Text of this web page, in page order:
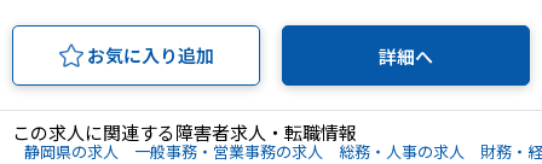
お気に入り追加 詳細へ
この求人に関連する障害者求人・転職情報
静岡県の求人 一般事務・営業事務の求人 総務・人事の求人 財務・
ご利用ガイド